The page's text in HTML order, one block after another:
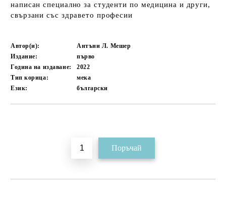
написан специално за студенти по медицина и други,
свързани със здравето професии
Автор(и):
Антъни Л. Мешер
Издание:
първо
Година на издаване:
2022
Тип корица:
мека
Език:
български